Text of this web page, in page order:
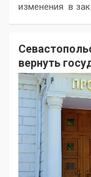
изменения в
вернуть